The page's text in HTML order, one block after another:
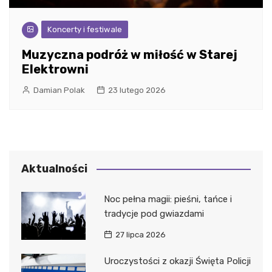
Koncerty i festiwale
Muzyczna podróż w miłość w Starej
Elektrowni
Damian Polak 23 lutego 2026
Aktualności
Noc pełna magii: pieśni, tańce i
tradycje pod gwiazdami
27 lipca 2026
Uroczystości z okazji Święta Policji